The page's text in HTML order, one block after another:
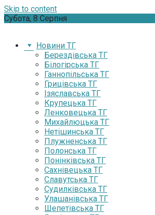
Skip to content
Субота, 8 Серпня
Новини ТГ
Берездівська ТГ
Білогірська ТГ
Ганнопільська ТГ
Грицівська ТГ
Ізяславська ТГ
Крупецька ТГ
Ленковецька ТГ
Михайлюцька ТГ
Нетішинська ТГ
Плужненська ТГ
Полонська ТГ
Понінківська ТГ
Сахнівецька ТГ
Славутська ТГ
Судилківська ТГ
Улашанівська ТГ
Шепетівська ТГ